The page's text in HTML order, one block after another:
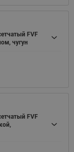
FVF
чугун
FVF